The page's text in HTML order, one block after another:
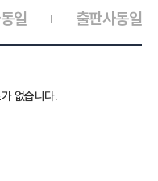
출판사동일
일
없습니다.